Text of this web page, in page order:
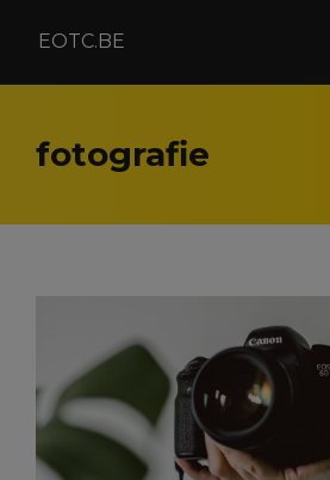
EOTC.BE
fotografie